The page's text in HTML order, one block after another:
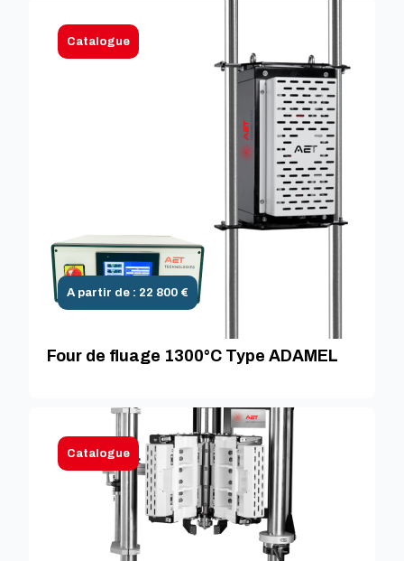
Catalogue
A partir de : 22 800 €
Four de fluage 1300°C Type ADAMEL
Catalogue